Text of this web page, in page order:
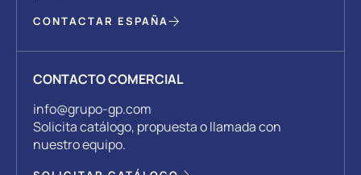
CONTACTAR ESPAÑA
CONTACTO COMERCIAL
info@grupo-gp.com
Solicita catálogo, propuesta o llamada con
nuestro equipo.